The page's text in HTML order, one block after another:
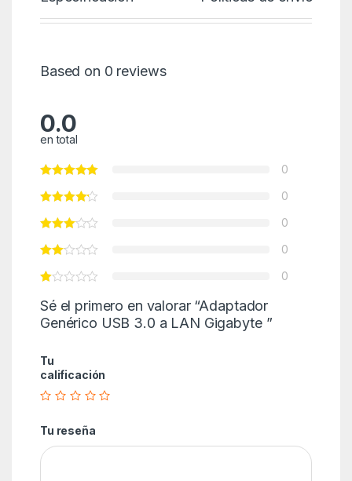
Based on 0 reviews
0.0
en total
0
0
0
0
0
Sé el primero en valorar “Adaptador
Genérico USB 3.0 a LAN Gigabyte ”
Tu
calificación
Tu reseña